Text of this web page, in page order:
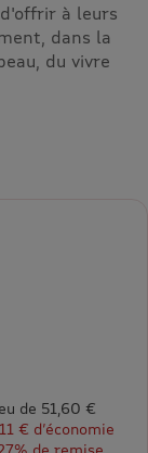
à leurs
dans la
du vivre
de 51,60 €
€ d’économie
de remise